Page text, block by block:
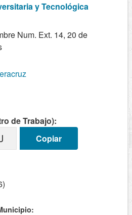
y Tecnológica
Num. Ext. 14, 20 de
de Trabajo):
Copiar